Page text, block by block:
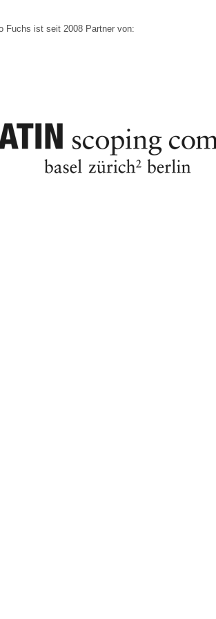
Fuchs ist seit 2008 Partner von: